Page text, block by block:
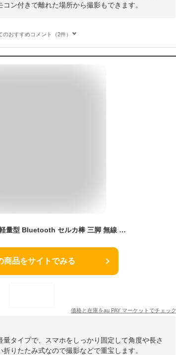
ン付きで離れた場所から撮影もできます。
のおすすめコメント（2件）
自撮り棒 新開発ミニ 軽量型 Bluetooth セルカ棒 三脚 無線 リモコン付 スマホスタンド 伸縮調節 折りたたみ 360度回転 遠隔シャッター付
商品をサイトでみる
価格と在庫をau PAY マーケット でチェック
タイプで、スマホをしっかり固定して角度や長さ
りたたみ式なので撮影などで重宝します。